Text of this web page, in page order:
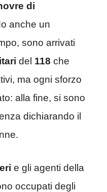
di
anche un
sono arrivati
del 118 che
ma ogni sforzo
alla fine, si sono
dichiarando il
e gli agenti della
occupati degli